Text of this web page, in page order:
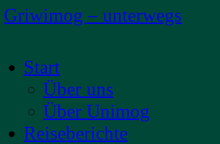
Griwimog – unterwegs
Inhalt
springenStart
Über uns
Über Unimog
Reiseberichte